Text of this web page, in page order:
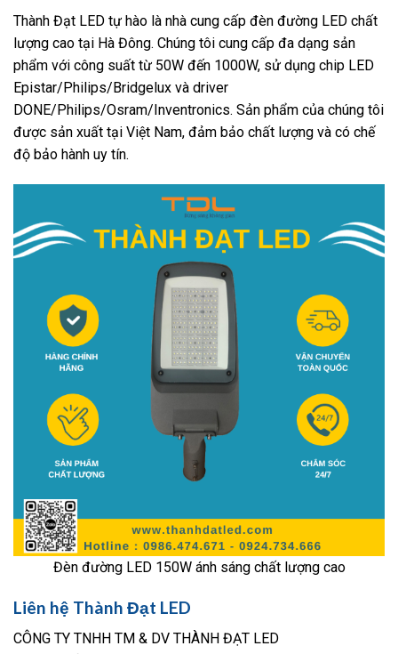
Thành Đạt LED tự hào là nhà cung cấp đèn đường LED chất
lượng cao tại Hà Đông. Chúng tôi cung cấp đa dạng sản
phẩm với công suất từ 50W đến 1000W, sử dụng chip LED
Epistar/Philips/Bridgelux và driver
DONE/Philips/Osram/Inventronics. Sản phẩm của chúng tôi
được sản xuất tại Việt Nam, đảm bảo chất lượng và có chế
độ bảo hành uy tín.
Đèn đường LED 150W ánh sáng chất lượng cao
Liên hệ Thành Đạt LED
CÔNG TY TNHH TM & DV THÀNH ĐẠT LED